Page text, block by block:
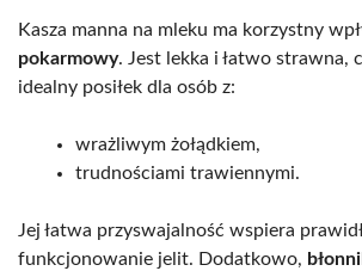
Kasza manna na mleku ma korzystny
pokarmowy. Jest lekka i łatwo strawna,
idealny posiłek dla osób z:
wrażliwym żołądkiem,
trudnościami trawiennymi.
Jej łatwa przyswajalność wspiera
funkcjonowanie jelit. Dodatkowo,